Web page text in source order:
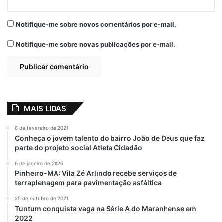
estabelecimentos comerciais também foram
alvos das vistorias, que orientaram sobre
prevenção e segurança contra incêndios e
outras ocorrências.
mil abordagens no ano, incluindo
orientações, ações preventivas e de
resgate a banhistas, com monitoramento
em praias, rios e balneários utilizando
viaturas, quadriciclos, botes e drones.
Os bombeiros também atuaram em diversas
desastres naturais, Brandão enviou efetivos
para apoiar ações humanitárias no Rio
Notifique-me sobre novos comentários por e-mail.
Notifique-me sobre novas publicações por e-mail.
MAIS LIDAS
8 de fevereiro de 2021
Conheça o jovem talento do bairro João de Deus que faz
parte do projeto social Atleta Cidadão
6 de janeiro de 2026
Pinheiro-MA: Vila Zé Arlindo recebe serviços de
terraplenagem para pavimentação asfáltica
25 de outubro de 2021
Tuntum conquista vaga na Série A do Maranhense em
2022